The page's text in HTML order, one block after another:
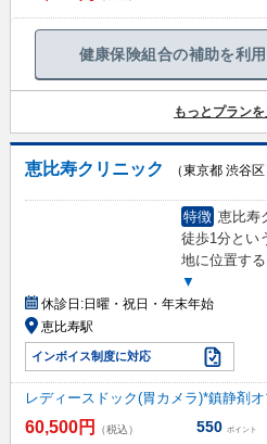
健康保険組合の補助を利
もっとプラン
恵比寿クリニック
（東京都 渋谷区
特徴 恵比寿
徒歩1分とい
地に位置す
▼
休診日:日曜・祝日・年末年始
恵比寿駅
インボイス制度に対応
レディースドック(胃カメラ)*鎮静剤
60,500円 （税込） 550 ポイント